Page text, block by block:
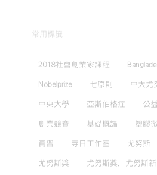
常用標籤
2018社會創業家課程
Nobelprize 七原則 中大尤
中央大學 亞斯伯格症 公
創業競賽 基礎概論 塑膠
實習 寺日工作室 尤努斯
尤努斯獎 尤努斯獎，尤努斯新